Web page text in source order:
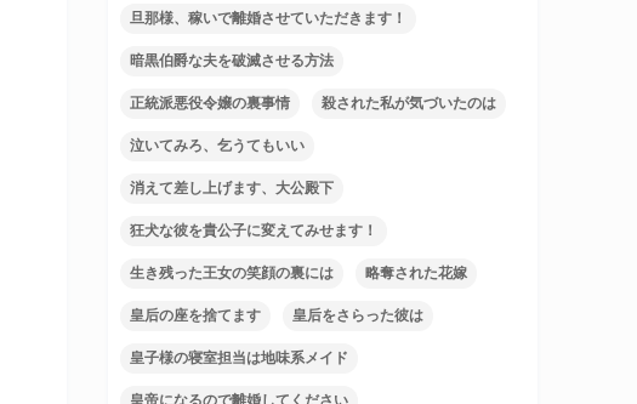
旦那様、稼いで離婚させていただきます！
暗黒伯爵な夫を破滅させる方法
正統派悪役令嬢の裏事情 殺された私が気づいたのは
泣いてみろ、乞うてもいい
消えて差し上げます、大公殿下
狂犬な彼を貴公子に変えてみせます！
生き残った王女の笑顔の裏には 略奪された花嫁
皇后の座を捨てます 皇后をさらった彼は
皇子様の寝室担当は地味系メイド
皇帝になるので離婚してください